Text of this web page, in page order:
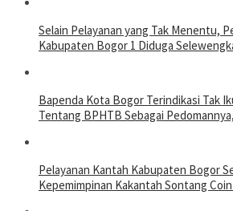
Selain Pelayanan yang Tak Menentu,
Kabupaten Bogor 1 Diduga
Bapenda Kota Bogor Terindikasi Tak
Tentang BPHTB Sebagai
Pelayanan Kantah Kabupaten Bogor
Kepemimpinan Kakantah Sontang